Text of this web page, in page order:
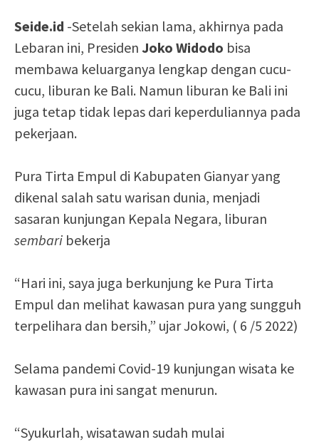
Seide.id -Setelah sekian lama, akhirnya pada
Lebaran ini, Presiden Joko Widodo bisa
membawa keluarganya lengkap dengan cucu-
cucu, liburan ke Bali. Namun liburan ke Bali ini
juga tetap tidak lepas dari keperduliannya pada
pekerjaan.
Pura Tirta Empul di Kabupaten Gianyar yang
dikenal salah satu warisan dunia, menjadi
sasaran kunjungan Kepala Negara, liburan
sembari bekerja
“Hari ini, saya juga berkunjung ke Pura Tirta
Empul dan melihat kawasan pura yang sungguh
terpelihara dan bersih,” ujar Jokowi, ( 6 /5 2022)
Selama pandemi Covid-19 kunjungan wisata ke
kawasan pura ini sangat menurun.
“Syukurlah, wisatawan sudah mulai